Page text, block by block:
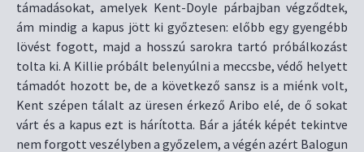
támadásokat, amelyek Kent-Doyle párbajban végződtek,
ám mindig a kapus jött ki győztesen: előbb egy gyengébb
lövést fogott, majd a hosszú sarokra tartó próbálkozást
tolta ki. A Killie próbált belenyúlni a meccsbe, védő helyett
támadót hozott be, de a következő sansz is a miénk volt,
Kent szépen tálalt az üresen érkező Aribo elé, de ő sokat
várt és a kapus ezt is hárította. Bár a játék képét tekintve
nem forgott veszélyben a győzelem, a végén azért Balogun